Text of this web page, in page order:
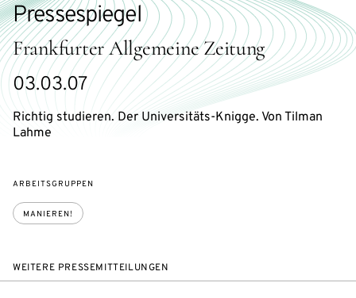
Frankfurter Allgemeine Zeitung
Pressespiegel
03.03.07
Richtig studieren. Der Universitäts-Knigge. Von Tilman
Lahme
ARBEITSGRUPPEN
MANIEREN!
WEITERE PRESSEMITTEILUNGEN